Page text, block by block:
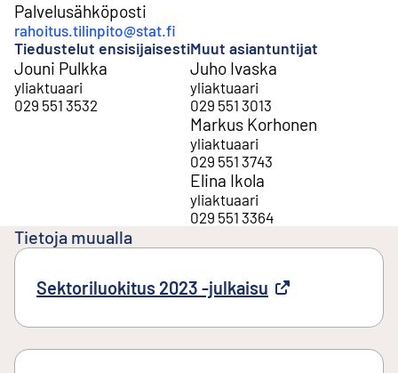
Palvelusähköposti
rahoitus.tilinpito@stat.fi
Tiedustelut ensisijaisesti
Jouni Pulkka
yliaktuaari
029 551 3532
Muut asiantuntijat
Juho Ivaska
yliaktuaari
029 551 3013
Markus Korhonen
yliaktuaari
029 551 3743
Elina Ikola
yliaktuaari
029 551 3364
Tietoja muualla
Sektoriluokitus 2023 -julkaisu Ulkoinen linkki